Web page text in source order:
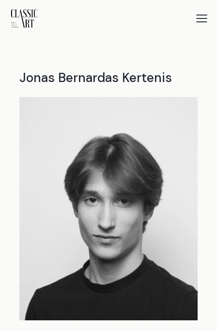
Jonas Bernardas Kertenis